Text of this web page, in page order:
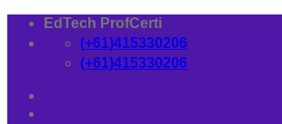
Skip
EdTech ProfCerti
(+61)415330206
(+61)415330206